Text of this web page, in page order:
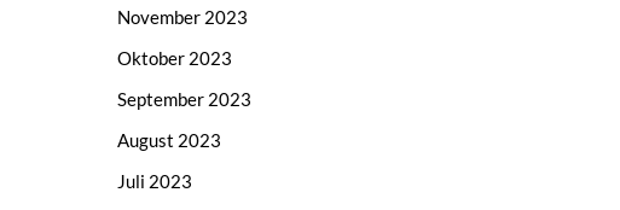
November 2023
Oktober 2023
September 2023
August 2023
Juli 2023